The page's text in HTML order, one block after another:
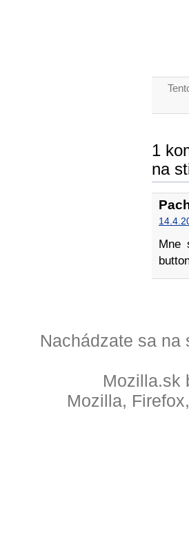
1
na
Mne
Nachádzate sa
Mozilla.sk
Mozilla,